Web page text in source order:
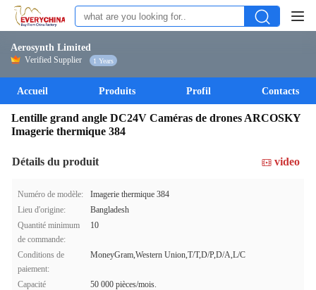
Aerosynth Limited
Verified Supplier 1 Years
Accueil Produits Profil Contacts
Lentille grand angle DC24V Caméras de drones ARCOSKY
Imagerie thermique 384
Détails du produit video
Numéro de modèle:
Imagerie thermique 384
Lieu d'origine:
Bangladesh
Quantité minimum
de commande:
10
Conditions de
paiement:
MoneyGram,Western Union,T/T,D/P,D/A,L/C
Capacité
50 000 pièces/mois.